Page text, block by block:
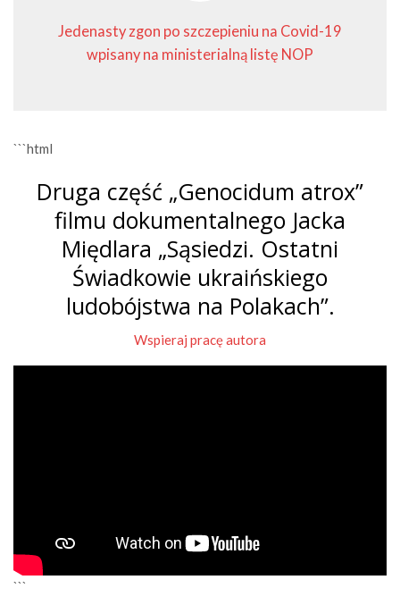
Jedenasty zgon po szczepieniu na Covid-19
wpisany na ministerialną listę NOP
```html
Druga część „Genocidum atrox”
filmu dokumentalnego Jacka
Międlara „Sąsiedzi. Ostatni
Świadkowie ukraińskiego
ludobójstwa na Polakach”.
Wspieraj pracę autora
```